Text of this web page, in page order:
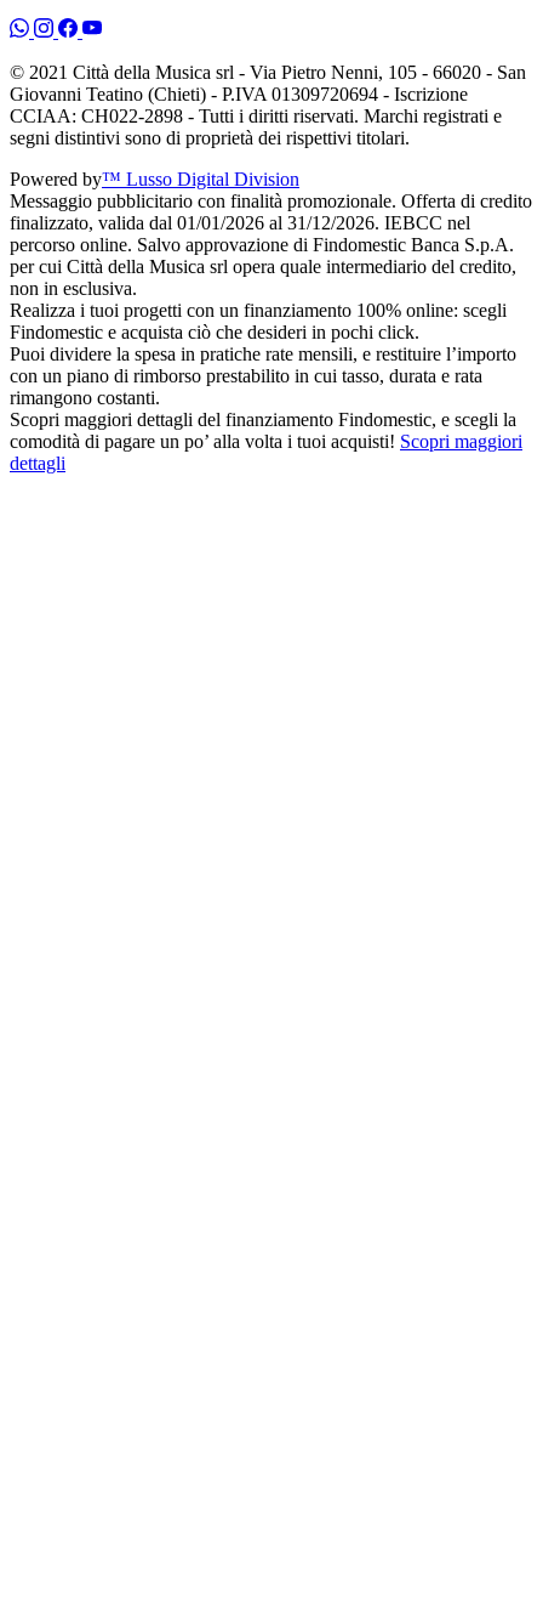
© 2021 Città della Musica srl - Via Pietro Nenni, 105 - 66020 - San
Giovanni Teatino (Chieti) - P.IVA 01309720694 - Iscrizione
CCIAA: CH022-2898 - Tutti i diritti riservati. Marchi registrati e
segni distintivi sono di proprietà dei rispettivi titolari.
Powered by™ Lusso Digital Division
Messaggio pubblicitario con finalità promozionale. Offerta di credito
finalizzato, valida dal 01/01/2026 al 31/12/2026. IEBCC nel
percorso online. Salvo approvazione di Findomestic Banca S.p.A.
per cui Città della Musica srl opera quale intermediario del credito,
non in esclusiva.
Realizza i tuoi progetti con un finanziamento 100% online: scegli
Findomestic e acquista ciò che desideri in pochi click.
Puoi dividere la spesa in pratiche rate mensili, e restituire l’importo
con un piano di rimborso prestabilito in cui tasso, durata e rata
rimangono costanti.
Scopri maggiori dettagli del finanziamento Findomestic, e scegli la
comodità di pagare un po’ alla volta i tuoi acquisti! Scopri maggiori
dettagli